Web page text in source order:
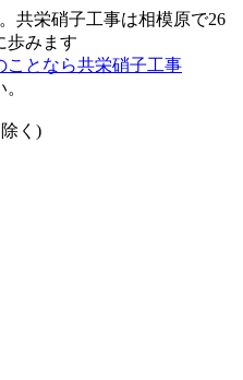
共栄硝子工事は相模原で26
歩みます
く)